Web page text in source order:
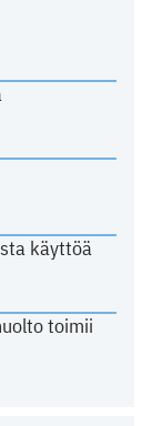
käyttöä
toimii